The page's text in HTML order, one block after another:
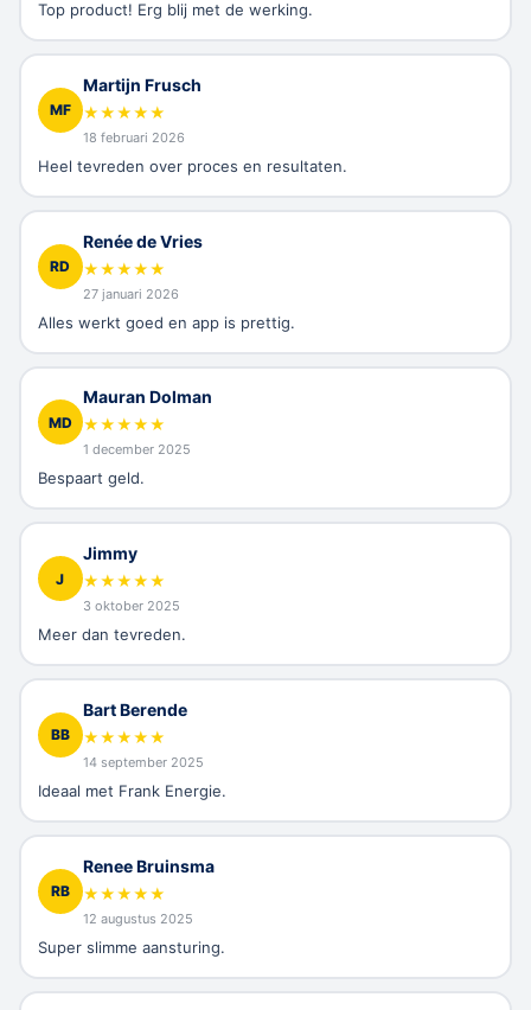
Top product! Erg blij met de werking.
MF
Martijn Frusch
★★★★★
18 februari 2026
Heel tevreden over proces en resultaten.
RD
Renée de Vries
★★★★★
27 januari 2026
Alles werkt goed en app is prettig.
MD
Mauran Dolman
★★★★★
1 december 2025
Bespaart geld.
J
Jimmy
★★★★★
3 oktober 2025
Meer dan tevreden.
BB
Bart Berende
★★★★★
14 september 2025
Ideaal met Frank Energie.
RB
Renee Bruinsma
★★★★★
12 augustus 2025
Super slimme aansturing.